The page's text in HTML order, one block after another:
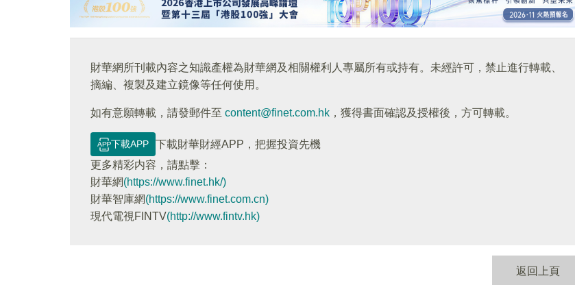
財華網所刊載內容之知識產權為財華網及相關權利人專屬所有或持有。未經許可，禁止進行轉載、
摘編、複製及建立鏡像等任何使用。
如有意願轉載，請發郵件至 content@finet.com.hk ，獲得書面確認及授權後，方可轉載。
下載APP
下載財華財經APP，把握投資先機
更多精彩内容，請點擊：
財華網(https://www.finet.hk/)
財華智庫網(https://www.finet.com.cn)
現代電視FINTV(http://www.fintv.hk)
返回上頁